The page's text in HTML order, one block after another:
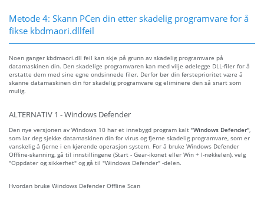
Metode 4: Skann PCen din etter skadelig programvare for å
fikse kbdmaori.dllfeil
Noen ganger kbdmaori.dll feil kan skje på grunn av skadelig programvare på
datamaskinen din. Den skadelige programvaren kan med vilje ødelegge DLL-filer for å
erstatte dem med sine egne ondsinnede filer. Derfor bør din førsteprioritet være å
skanne datamaskinen din for skadelig programvare og eliminere den så snart som
mulig.
ALTERNATIV 1 - Windows Defender
Den nye versjonen av Windows 10 har et innebygd program kalt "Windows Defender"
som lar deg sjekke datamaskinen din for virus og fjerne skadelig programvare, som er
vanskelig å fjerne i en kjørende operasjon system. For å bruke Windows Defender
Offline-skanning, gå til innstillingene (Start - Gear-ikonet eller Win + I-nøkkelen), velg
"Oppdater og sikkerhet" og gå til "Windows Defender" -delen.
Hvordan bruke Windows Defender Offline Scan